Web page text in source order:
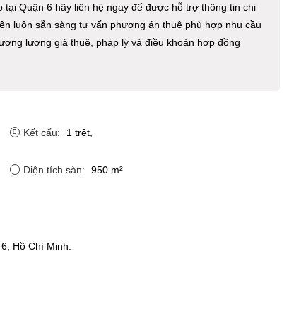
Quận 6 hãy liên hệ ngay để được hỗ trợ thông tin chi
luôn sẵn sàng tư vấn phương án thuê phù hợp nhu cầu
lượng giá thuê, pháp lý và điều khoản hợp đồng
Kết cấu: 1 trệt,
Diện tích sàn: 950 m²
Hồ Chí Minh.